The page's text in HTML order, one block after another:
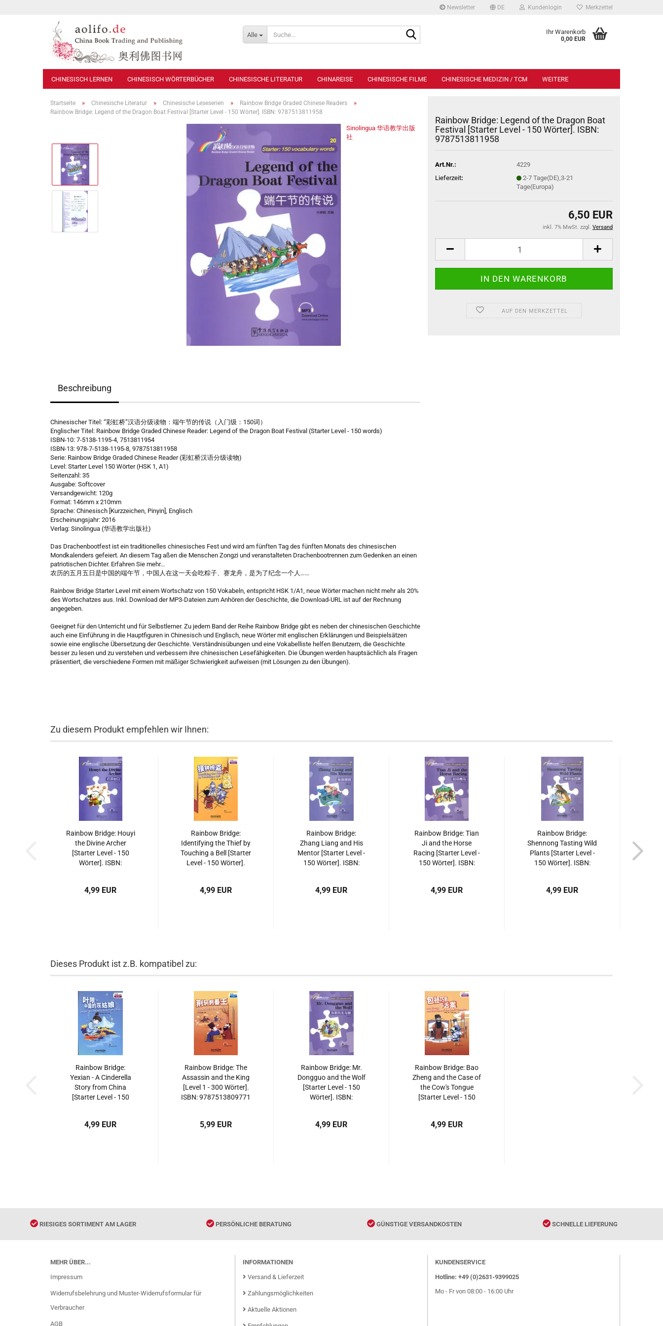
Newsletter DE Kundenlogin Merkzettel
Alle Ihr Warenkorb
0,00 EUR
CHINESISCH LERNEN CHINESISCH WÖRTERBÜCHER CHINESISCHE LITERATUR CHINAREISE CHINESISCHE FILME CHINESISCHE MEDIZIN / TCM WEITERE
Startseite » Chinesische Literatur » Chinesische Leseserien » Rainbow Bridge Graded Chinese Readers »
Rainbow Bridge: Legend of the Dragon Boat Festival [Starter Level - 150 Wörter]. ISBN: 9787513811958
Sinolingua 华语教学出版
社
Rainbow Bridge: Legend of the Dragon Boat
Festival [Starter Level - 150 Wörter]. ISBN:
9787513811958
Art.Nr.:
4229
Lieferzeit:
2-7 Tage(DE),3-21
Tage(Europa)
6,50 EUR
inkl. 7% MwSt. zzgl. Versand
AUF DEN MERKZETTEL
Beschreibung
Chinesischer Titel: “彩虹桥”汉语分级读物：端午节的传说（入门级：150词）
Englischer Titel: Rainbow Bridge Graded Chinese Reader: Legend of the Dragon Boat Festival (Starter Level - 150 words)
ISBN-10: 7-5138-1195-4, 7513811954
ISBN-13: 978-7-5138-1195-8, 9787513811958
Serie: Rainbow Bridge Graded Chinese Reader (彩虹桥汉语分级读物)
Level: Starter Level 150 Wörter (HSK 1, A1)
Seitenzahl: 35
Ausgabe: Softcover
Versandgewicht: 120g
Format: 146mm x 210mm
Sprache: Chinesisch [Kurzzeichen, Pinyin], Englisch
Erscheinungsjahr: 2016
Verlag: Sinolingua (华语教学出版社)
Das Drachenbootfest ist ein traditionelles chinesisches Fest und wird am fünften Tag des fünften Monats des chinesischen
Mondkalenders gefeiert. An diesem Tag aßen die Menschen Zongzi und veranstalteten Drachenbootrennen zum Gedenken an einen
patriotischen Dichter. Erfahren Sie mehr...
农历的五月五日是中国的端午节，中国人在这一天会吃粽子、赛龙舟，是为了纪念一个人……
Rainbow Bridge Starter Level mit einem Wortschatz von 150 Vokabeln, entspricht HSK 1/A1, neue Wörter machen nicht mehr als 20%
des Wortschatzes aus. Inkl. Download der MP3-Dateien zum Anhören der Geschichte, die Download-URL ist auf der Rechnung
angegeben.
Geeignet für den Unterricht und für Selbstlerner. Zu jedem Band der Reihe Rainbow Bridge gibt es neben der chinesischen Geschichte
auch eine Einführung in die Hauptfiguren in Chinesisch und Englisch, neue Wörter mit englischen Erklärungen und Beispielsätzen
sowie eine englische Übersetzung der Geschichte. Verständnisübungen und eine Vokabelliste helfen Benutzern, die Geschichte
besser zu lesen und zu verstehen und verbessern ihre chinesischen Lesefähigkeiten. Die Übungen werden hauptsächlich als Fragen
präsentiert, die verschiedene Formen mit mäßiger Schwierigkeit aufweisen (mit Lösungen zu den Übungen).
Zu diesem Produkt empfehlen wir Ihnen:
Rainbow Bridge: Houyi
the Divine Archer
[Starter Level - 150
Wörter]. ISBN:
4,99 EUR
Rainbow Bridge:
Identifying the Thief by
Touching a Bell [Starter
Level - 150 Wörter].
4,99 EUR
Rainbow Bridge:
Zhang Liang and His
Mentor [Starter Level -
150 Wörter]. ISBN:
4,99 EUR
Rainbow Bridge: Tian
Ji and the Horse
Racing [Starter Level -
150 Wörter]. ISBN:
4,99 EUR
Rainbow Bridge:
Shennong Tasting Wild
Plants [Starter Level -
150 Wörter]. ISBN:
4,99 EUR
Dieses Produkt ist z.B. kompatibel zu:
Rainbow Bridge:
Yexian - A Cinderella
Story from China
[Starter Level - 150
4,99 EUR
Rainbow Bridge: The
Assassin and the King
[Level 1 - 300 Wörter].
ISBN: 9787513809771
5,99 EUR
Rainbow Bridge: Mr.
Dongguo and the Wolf
[Starter Level - 150
Wörter]. ISBN:
4,99 EUR
Rainbow Bridge: Bao
Zheng and the Case of
the Cow's Tongue
[Starter Level - 150
4,99 EUR
RIESIGES SORTIMENT AM LAGER PERSÖNLICHE BERATUNG GÜNSTIGE VERSANDKOSTEN SCHNELLE LIEFERUNG
MEHR ÜBER...
Impressum
Widerrufsbelehrung und Muster-Widerrufsformular für
Verbraucher
AGB
INFORMATIONEN
Versand & Lieferzeit
Zahlungsmöglichkeiten
Aktuelle Aktionen
KUNDENSERVICE
Hotline: +49 (0)2631-9399025
Mo - Fr von 08:00 - 16:00 Uhr